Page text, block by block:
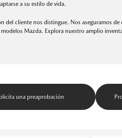
a su estilo de vida.
del cliente nos distingue. Nos aseguramos de
Mazda. Explora nuestro amplio
una preaprobación